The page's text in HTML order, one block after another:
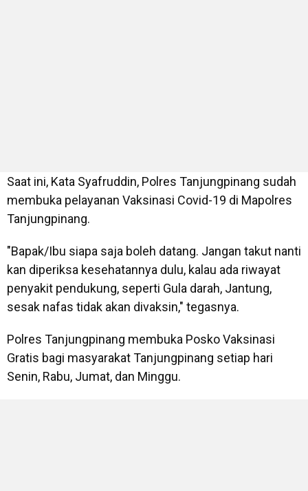
Saat ini, Kata Syafruddin, Polres Tanjungpinang sudah
membuka pelayanan Vaksinasi Covid-19 di Mapolres
Tanjungpinang.
"Bapak/Ibu siapa saja boleh datang. Jangan takut nanti
kan diperiksa kesehatannya dulu, kalau ada riwayat
penyakit pendukung, seperti Gula darah, Jantung,
sesak nafas tidak akan divaksin," tegasnya.
Polres Tanjungpinang membuka Posko Vaksinasi
Gratis bagi masyarakat Tanjungpinang setiap hari
Senin, Rabu, Jumat, dan Minggu.